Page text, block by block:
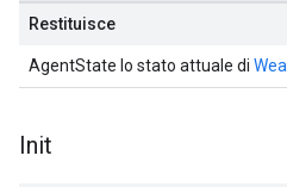
Restituisce
AgentState lo stato attuale di
Init